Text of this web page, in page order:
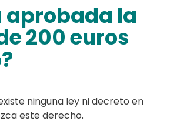
aprobada la
200 euros
ninguna ley ni decreto en
este derecho.